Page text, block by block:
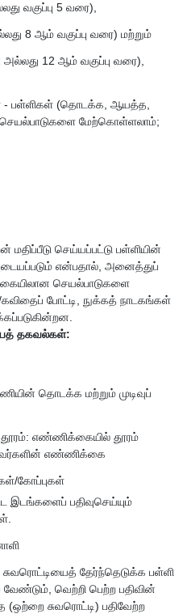
வகுப்பு 5 வரை),
8 ஆம் வகுப்பு வரை) மற்றும்
அல்லது 12 ஆம் வகுப்பு வரை),
- பள்ளிகள் (தொடக்க, ஆயத்த,
செயல்பாடுகளை மேற்கொள்ளலாம்;
செய்யப்பட்டு பள்ளியின்
என்பதால், அனைத்துப்
செயல்பாடுகளை
போட்டி, நுக்கத் நாடகங்கள்
தகவல்கள்:
தொடக்க மற்றும் முடிவுப்
தூரம்: எண்ணிக்கையில் தூரம்
எண்ணிக்கை
கோப்புகள்
இடங்களைப் பதிவுசெய்யும்
சுவரொட்டியைத் தேர்ந்தெடுக்க பள்ளி
வெற்றி பெற்ற பதிவின்
சுவரொட்டி) பதிவேற்ற